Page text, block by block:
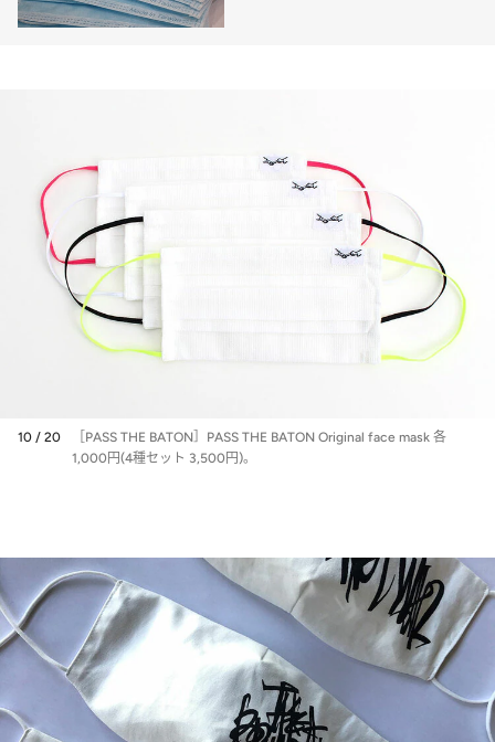
10 / 20
［PASS THE BATON］PASS THE BATON Original face mask 各
1,000円(4種セット 3,500円)。